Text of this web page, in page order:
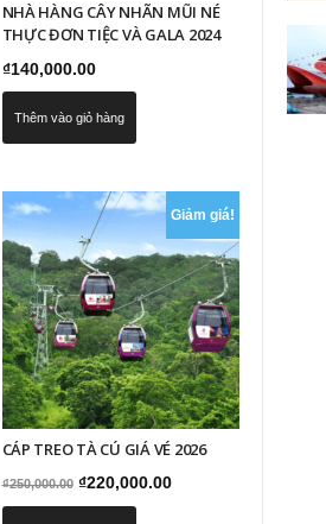
NHÀ HÀNG CÂY NHÃN MŨI NÉ
THỰC ĐƠN TIỆC VÀ GALA 2024
₫140,000.00
Thêm vào giỏ hàng
Giảm giá!
CÁP TREO TÀ CÚ GIÁ VÉ 2026
₫250,000.00 Giá
gốc
₫220,000.00Giá